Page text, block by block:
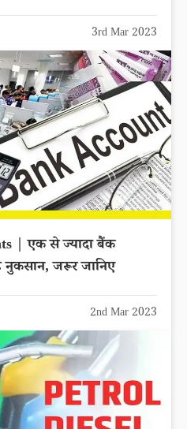
3rd Mar 2023
| एक से ज्यादा बैंक
जरूर जानिए
2nd Mar 2023